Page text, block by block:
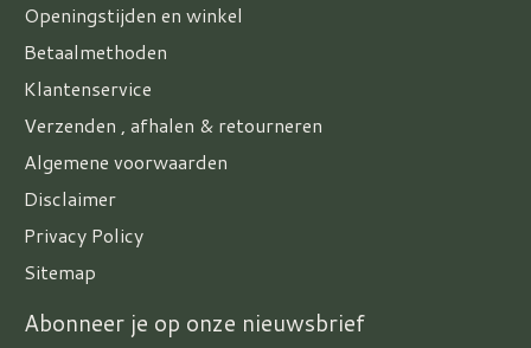
Openingstijden en winkel
Betaalmethoden
Klantenservice
Verzenden , afhalen & retourneren
Algemene voorwaarden
Disclaimer
Privacy Policy
Sitemap
Abonneer je op onze nieuwsbrief